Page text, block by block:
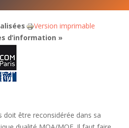
Version imprimable
d’information »
doit être reconsidérée dans sa